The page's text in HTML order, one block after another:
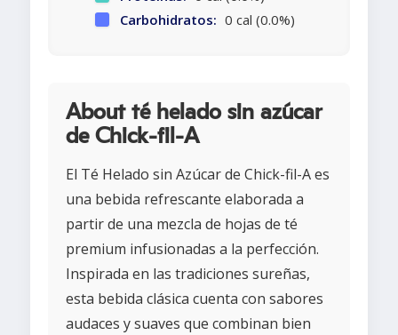
Carbohidratos: 0 cal (0.0%)
About té helado sin azúcar
de Chick-fil-A
El Té Helado sin Azúcar de Chick-fil-A es
una bebida refrescante elaborada a
partir de una mezcla de hojas de té
premium infusionadas a la perfección.
Inspirada en las tradiciones sureñas,
esta bebida clásica cuenta con sabores
audaces y suaves que combinan bien